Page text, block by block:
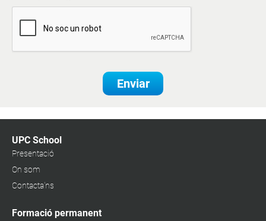
Enviar
UPC School
Presentació
On som
Contacta'ns
Formació permanent